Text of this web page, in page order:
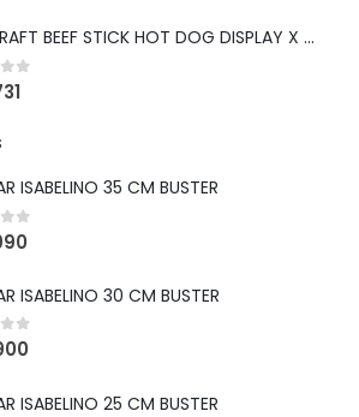
VITAKRAFT BEEF STICK HOT DOG DISPLAY X 10
of 5
ISABELINO 35 CM BUSTER
of 5
ISABELINO 30 CM BUSTER
of 5
ISABELINO 25 CM BUSTER